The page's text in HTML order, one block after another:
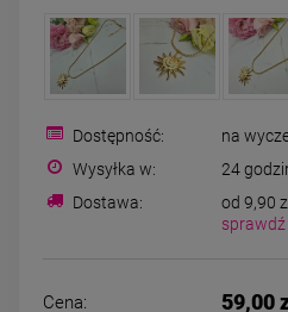
Bransoletka srebrna STAL
CHIRURGICZNA
modułowa ażurowa
cyrkonie
69,00 zł
Dostępność:
na
Wysyłka w:
24
Dostawa:
od 9,90
Cena: 59,00